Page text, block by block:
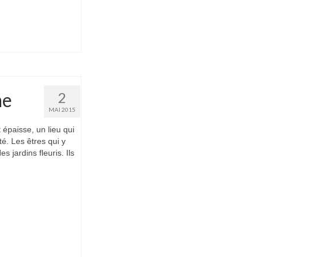
2
MAI 2015
épaisse, un lieu qui
Les êtres qui y
jardins fleuris. Ils